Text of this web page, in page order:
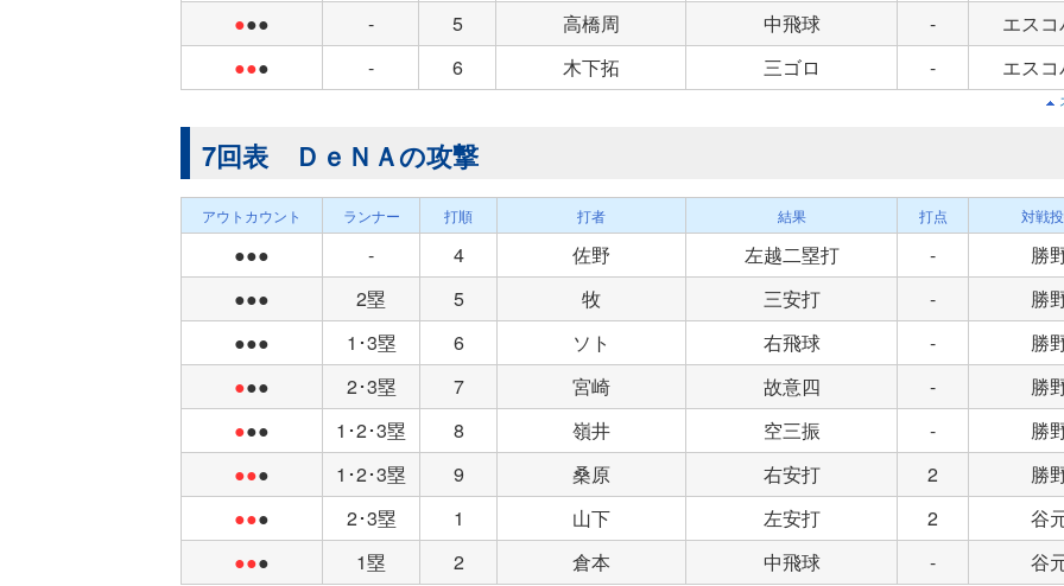
●●● - 5 高橋周 中飛球 -
エス
●●● - 6 木下拓 三ゴロ - エス
7回表 ＤｅＮＡの攻撃
アウトカウント ランナー 打順 打者 結果 打点 対戦
●●● - 4 佐野 左越二塁打 -
勝
●●●
2塁 5 牧 三安打 -
勝
●●●
1･3塁 6 ソト 右飛球 -
勝
●●● 2･3塁 7 宮崎 故意四 -
勝
●●● 1･2･3塁 8 嶺井 空三振 -
勝
●●● 1･2･3塁 9 桑原 右安打 2
勝
●●● 2･3塁 1 山下 左安打 2
谷
●●● 1塁 2 倉本 中飛球 - 谷